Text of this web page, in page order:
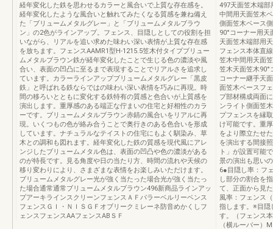
経年変化した鉄を思わせるカラーと風合いで上質な存在感を。
経年変化したような風合いと触れてみたくなる質感を兼ね備え
た「ブリュームメタルグレー」と「ブリュームメタルブラウ
ン」の2色がラインアップ。フェンス、目隠しとしての役割を担
いながら、リアルを追い求めた味わい深い表情が上質な存在感
を放ちます。フェンスAAMR1型H-1215.5笠木付タイプブリュー
ムメタルブラウン鉄が経年変化したことで生じる色の濃淡や風
合い、表面の凹凸に至るまで表現することでリアルさを追求し
ています。カラーラインアップブリュームメタルグレー「黒皮
鉄」と呼ばれる鉄ならではの味わい深い表情を巧みに再現。時
間の移ろいとともに変化する鉄特有の質感と色合いが上質感を
演出します。重厚感のある端正な佇まいの住宅と好相性のカラ
ーです。ブリュームメタルブラウン赤錆の風合いをリアルに再
現。いくつもの色が絡み合うことで奥行きのある色合いを形成
しています。ナチュラルなテイストの住宅にもよく馴染み、草
木との調和も図れます。経年変化した鉄の質感を現代風にアレ
ンジしたブリュームメタル色は、表面の凹凸や色の濃淡がある
のが特長です。見る角度や日の当たり方、時間の流れや天候の
移り変わりにより、さまざまな表情をお楽しみいただけます。
ブリュームメタルグレー光が強く当たった場合光が強く当たっ
た場合通常通常ブリュームメタルブラウン496新商品ラインアッ
プアーキラインスクリーンフェンスＡＦパラーベルリーベンス
フェンスＧＩ・ＮＩＳＧＦオブリークミレーネ防音めかくしフ
ェンスフェンスAAフェンスABＳＦ
497天面笠木端部
中間用天面笠木
側面笠木ベース
90°コーナー用
天面笠木端部用
フェンス本体直
笠木中間用天面
笠木天面笠木90°
コーナー継手天
面笠木ベースフ
プ部材構成両面
ンライト側面笠
プフェンスを縁
け可能です。重
をより際立たせ
を演出する間接
ト」が設置可能
景の演出も思い
6●目隠し率：フ
し部分の割合を
て、正面から見
風率：フェンス
指します。※目隠
す。（フェンス
（横ルーバー）